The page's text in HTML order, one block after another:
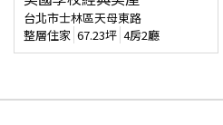
台北市士林區天母東路
整層住家 67.23坪 4房2廳